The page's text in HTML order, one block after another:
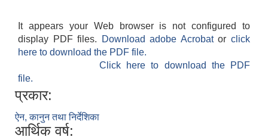
It appears your Web browser is not configured to
display PDF files.
Download adobe Acrobatorclick
here to download the PDF file.
Click here to download the PDF
file.
प्रकार:
ऐन, कानुन तथा निर्देशिका
आर्थिक वर्ष: